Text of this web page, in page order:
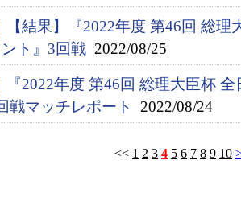
【結果】『2022年度 第46回 総
ント』3回戦 2022/08/25
『2022年度 第46回 総理大臣杯
戦マッチレポート
2022/08/24
<< 1 2 3 4 5 6 7 8 9 10